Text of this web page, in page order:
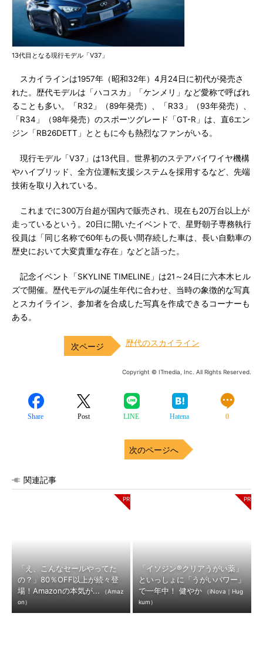
13代目となる現行モデル「V37」
スカイラインは1957年（昭和32年）4月24日に初代が発売さ
れた。歴代モデルは「ハコスカ」「ケンメリ」など愛称で呼ばれ
ることも多い。「R32」（89年発売）、「R33」（93年発売）、
「R34」（98年発売）のスポーツグレード「GT-R」は、直6エン
ジン「RB26DETT」とともに今も熱烈なファンがいる。
現行モデル「V37」は13代目。世界初のステアバイワイヤ機構
やハイブリッド、全方位運転支援システムを採用するなど、先端
技術を取り入れている。
これまでに300万台超が国内で販売され、現在も20万台以上が
走っているという。20日に開いたイベントで、星野朝子専務執行
役員は「同じ名称で60年もの長い間存続した車は、長い自動車の
歴史において大変貴重な存在」などと語った。
記念イベント「SKYLINE TIMELINE」は21～24日に六本木ヒル
ズで開催。歴代モデルの誕生年代に合わせ、当時の象徴的な写真
とスカイライン、参加者を合成した写真を作成できるコーナーも
ある。
歴代のスカイライン
Copyright © ITmedia, Inc. All Rights Reserved.
Share Post LINE Hatena 0
次のページへ
関連記事
「え、こんなセールやってた
の？」80％OFF以上が続々登
場！Amazonの本気が...
（Amaz
on）
「イソジン®クリアうがい薬」
といっしょに「うがいパワー」
で一年中！ 健やか
（iNova｜Hug
kum）